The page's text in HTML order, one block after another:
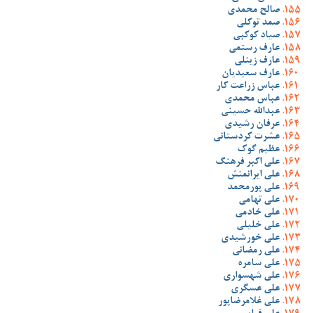
صالح محمدی
صمد توکلی
صیاد کوکبی
عارف رستمی
عارف زینلی
عارف سعیدیان
عباس زراعت کار
عباس محمدی
عبدالله حسینی
عرفان رشیدی
عشرت کردستانی
عظیم گوک
علی اکبر فرهنگ
علی ایرانمنش
علی پورمحمد
علی تهامی
علی خادمی
علی خلیلی
علی خورشیدی
علی رمضانی
علی سامره
علی شهسواری
علی عسگری
علی غلامرضاپور